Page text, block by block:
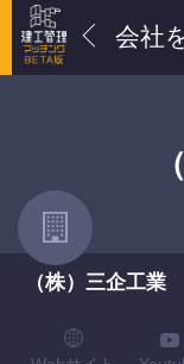
会社
（株）三企工業